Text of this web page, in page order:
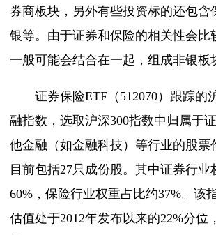
券商板块，另外有些投资标的还包含
银等。由于证券和保险的相关性会比
一般可能会结合在一起，组成非银板
证券保险ETF（512070）跟踪的
融指数，选取沪深300指数中归属于
他金融（如金融科技）等行业的股票
目前包括27只成份股。其中证券行业
60%，保险行业权重占比约37%。该
估值处于2012年发布以来的22%分位